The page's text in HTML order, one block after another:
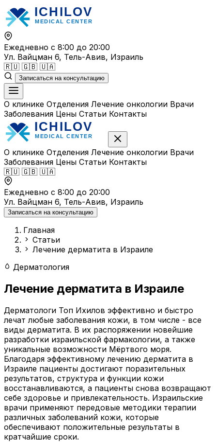
Перейти
к
содержимому
Ежедневно с 8:00 до 20:00
Ул. Вайцман 6, Тель-Авив, Израиль
🇷🇺 🇬🇧 🇺🇦
Записаться на консультацию
О клинике Отделения Лечение онкологии Врачи
Заболевания Цены Статьи Контакты
О клинике Отделения Лечение онкологии Врачи
Заболевания Цены Статьи Контакты
🇷🇺 🇬🇧 🇺🇦
Ежедневно с 8:00 до 20:00
Ул. Вайцман 6, Тель-Авив, Израиль
Записаться на консультацию
Главная
Статьи
Лечение дерматита в Израиле
Дерматология
Лечение дерматита в Израиле
Дерматологи Топ Ихилов эффективно и быстро
лечат любые заболевания кожи, в том числе - все
виды дерматита. В их распоряжении новейшие
разработки израильской фармакологии, а также
уникальные возможности Мёртвого моря.
Благодаря эффективному лечению дерматита в
Израиле пациенты достигают поразительных
результатов, структура и функции кожи
восстанавливаются, а пациенты снова возвращают
себе здоровье и привлекательность. Израильские
врачи применяют передовые методики терапии
различных заболеваний кожи, которые
обеспечивают положительные результаты в
кратчайшие сроки.